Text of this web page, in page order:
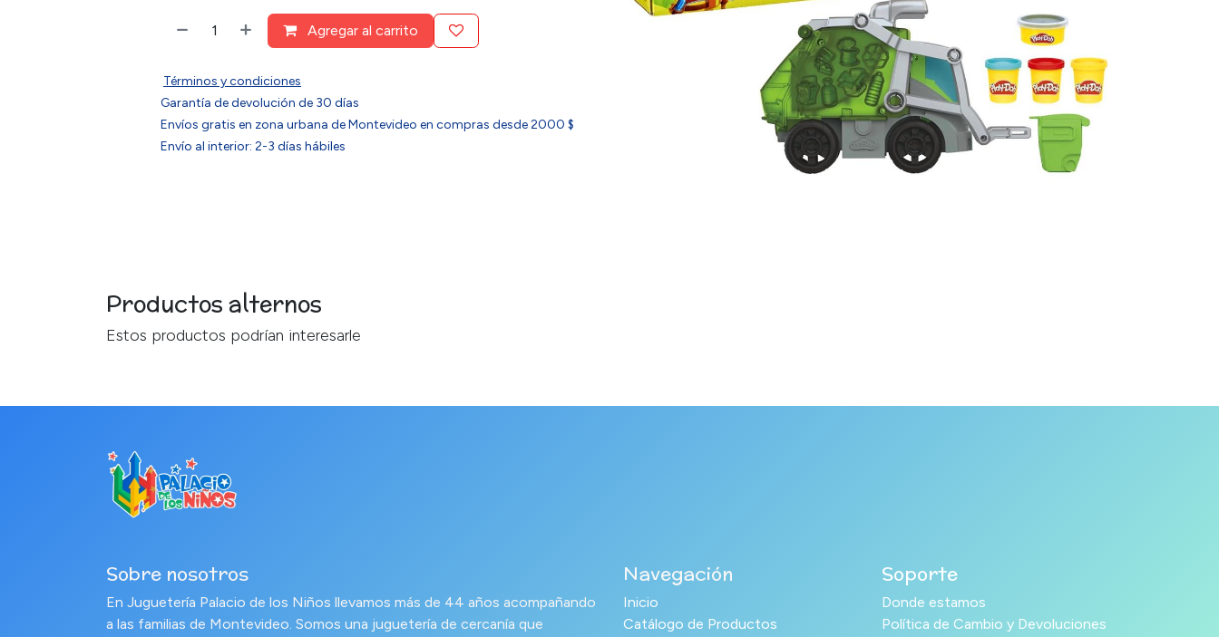
Agregar al carrito
Términos y condiciones
Garantía de devolución de 30 días
Envíos gratis en zona urbana de Montevideo en compras desde 2000 $
Envío al interior: 2-3 días hábiles
Productos alternos
Estos productos podrían interesarle
Sobre nosotros
En Juguetería Palacio de los Niños llevamos más de 44 años acompañando
a las familias de Montevideo. Somos una juguetería de cercanía que
Navegación
Inicio
Catálogo de Productos
Soporte
Donde estamos
Política de Cambio y Devoluciones